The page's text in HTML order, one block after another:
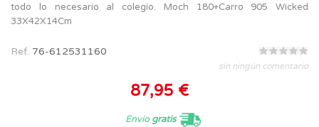
todo lo necesario al colegio. Moch 180+Carro 905 Wicked
33X42X14Cm
Ref. 76-612531160
sin ningún comentario
87,95 €
Envíogratis